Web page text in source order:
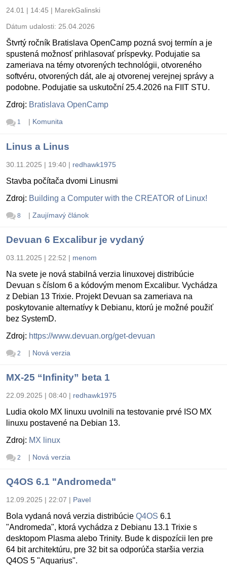
24.01 | 14:45 | MarekGalinski
Dátum udalosti: 25.04.2026
Štvrtý ročník Bratislava OpenCamp pozná svoj termín a je
spustená možnosť prihlasovať príspevky. Podujatie sa
zameriava na témy otvorených technológii, otvoreného
softvéru, otvorených dát, ale aj otvorenej verejnej správy a
podobne. Podujatie sa uskutoční 25.4.2026 na FIIT STU.
Zdroj: Bratislava OpenCamp
1 | Komunita
Linus a Linus
30.11.2025 | 19:40 | redhawk1975
Stavba počítača dvomi Linusmi
Zdroj: Building a Computer with the CREATOR of Linux!
8 | Zaujímavý článok
Devuan 6 Excalibur je vydaný
03.11.2025 | 22:52 | menom
Na svete je nová stabilná verzia linuxovej distribúcie
Devuan s číslom 6 a kódovým menom Excalibur. Vychádza
z Debian 13 Trixie. Projekt Devuan sa zameriava na
poskytovanie alternatívy k Debianu, ktorú je možné použiť
bez SystemD.
Zdroj: https://www.devuan.org/get-devuan
2 | Nová verzia
MX-25 “Infinity” beta 1
22.09.2025 | 08:40 | redhawk1975
Ludia okolo MX linuxu uvolnili na testovanie prvé ISO MX
linuxu postavené na Debian 13.
Zdroj: MX linux
2 | Nová verzia
Q4OS 6.1 "Andromeda"
12.09.2025 | 22:07 | Pavel
Bola vydaná nová verzia distribúcie Q4OS 6.1
"Andromeda", ktorá vychádza z Debianu 13.1 Trixie s
desktopom Plasma alebo Trinity. Bude k dispozícii len pre
64 bit architektúru, pre 32 bit sa odporúča staršia verzia
Q4OS 5 "Aquarius".